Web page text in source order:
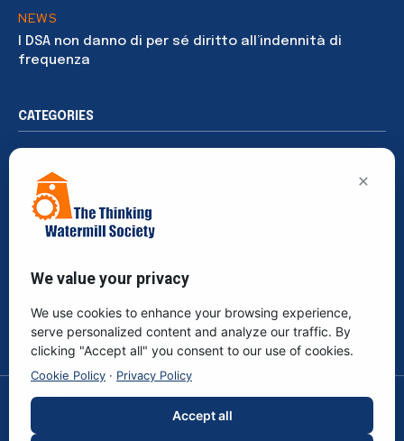
NEWS
I DSA non danno di per sé diritto all’indennità di
frequenza
CATEGORIES
Rights
91
Publications
Sustainability
Events
Culture
© The Thinking Watermill Society - Non-profit Association. F.C.
96420540583. All rights reserved.
×
We value your privacy
We use cookies to enhance your browsing experience,
serve personalized content and analyze our traffic. By
clicking "Accept all" you consent to our use of cookies.
Cookie Policy · Privacy Policy
Accept all